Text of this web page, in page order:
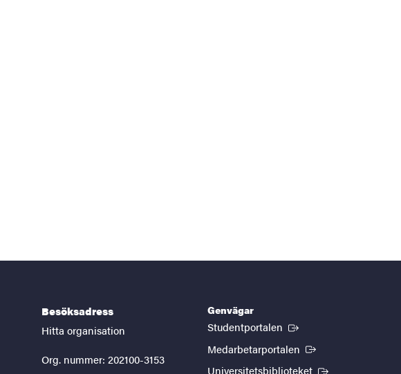
Besöksadress
Hitta organisation
Org. nummer: 202100-3153
Genvägar
Studentportalen (Extern länk)
Medarbetarportalen (Extern länk)
Universitetsbiblioteket (Extern länk)